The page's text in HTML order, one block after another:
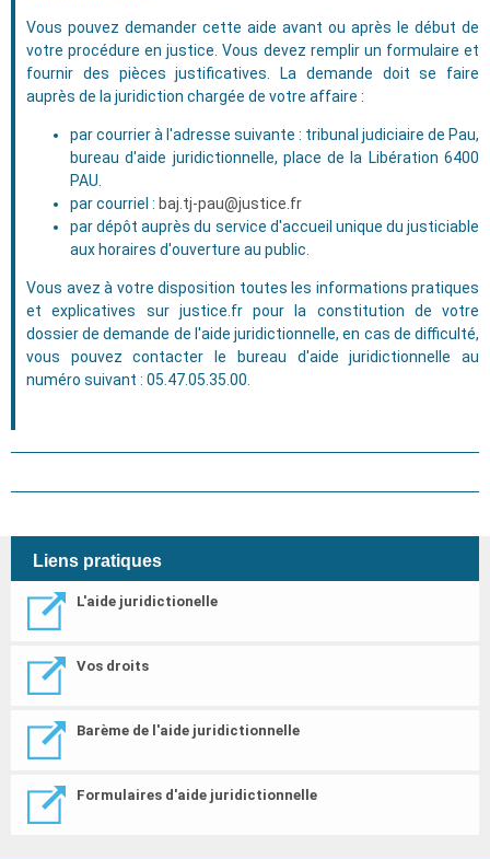
Vous pouvez demander cette aide avant ou après le début de
votre procédure en justice. Vous devez remplir un formulaire et
fournir des pièces justificatives. La demande doit se faire
auprès de la juridiction chargée de votre affaire :
par courrier à l'adresse suivante : tribunal judiciaire de Pau,
bureau d'aide juridictionnelle, place de la Libération 6400
PAU.
par courriel : baj.tj-pau@justice.fr
par dépôt auprès du service d'accueil unique du justiciable
aux horaires d'ouverture au public.
Vous avez à votre disposition toutes les informations pratiques
et explicatives sur justice.fr pour la constitution de votre
dossier de demande de l'aide juridictionnelle, en cas de difficulté,
vous pouvez contacter le bureau d'aide juridictionnelle au
numéro suivant : 05.47.05.35.00.
Liens pratiques
L'aide juridictionelle
Vos droits
Barème de l'aide juridictionnelle
Formulaires d'aide juridictionnelle